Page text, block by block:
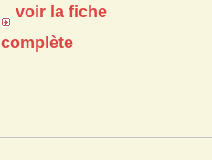
voir la fiche
complète